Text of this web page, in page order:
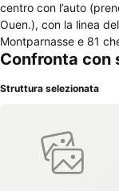
centro con l’auto
Ouen.), con la linea
Montparnasse e 81
metri dall’hotel. La
A13). La vicinanza di
alberghi in cui il
tutto l’anno). Ha 386
lavabo. Bagno e
Confronta con
Struttura selezionata